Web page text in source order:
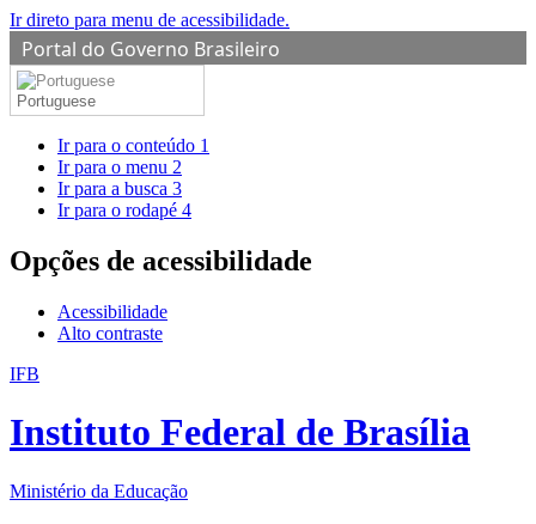
Ir direto para menu de acessibilidade.
Portal do Governo Brasileiro
Portuguese
Ir para o conteúdo 1
Ir para o menu 2
Ir para a busca 3
Ir para o rodapé 4
Opções de acessibilidade
Acessibilidade
Alto contraste
IFB
Instituto Federal de Brasília
Ministério da Educação